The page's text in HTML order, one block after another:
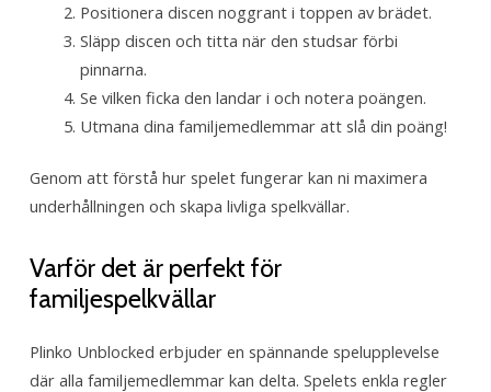
Positionera discen noggrant i toppen av brädet.
Släpp discen och titta när den studsar förbi
pinnarna.
Se vilken ficka den landar i och notera poängen.
Utmana dina familjemedlemmar att slå din poäng!
Genom att förstå hur spelet fungerar kan ni maximera
underhållningen och skapa livliga spelkvällar.
Varför det är perfekt för
familjespelkvällar
Plinko Unblocked erbjuder en spännande spelupplevelse
där alla familjemedlemmar kan delta. Spelets enkla regler